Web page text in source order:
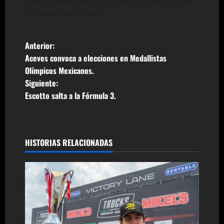
N
a
v
a
c
i
ó
Anterior:
Aceves convoca a elecciones en Medallistas
Olímpicos Mexicanos.
Siguiente:
Escotto salta a la Fórmula 3.
HISTORIAS RELACIONADAS